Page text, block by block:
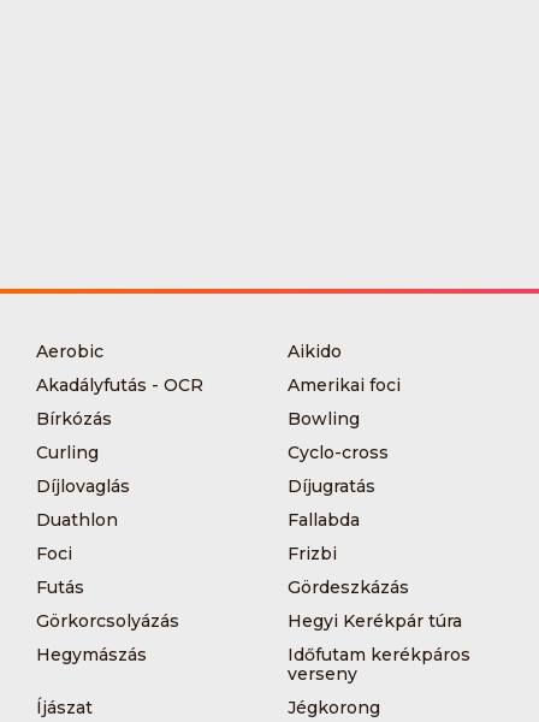
Aerobic
Aikido
Akadályfutás - OCR
Amerikai foci
Bírkózás
Bowling
Curling
Cyclo-cross
Díjlovaglás
Díjugratás
Duathlon
Fallabda
Foci
Frizbi
Futás
Gördeszkázás
Görkorcsolyázás
Hegyi Kerékpár túra
Hegymászás
Időfutam kerékpáros
verseny
Íjászat
Jégkorong